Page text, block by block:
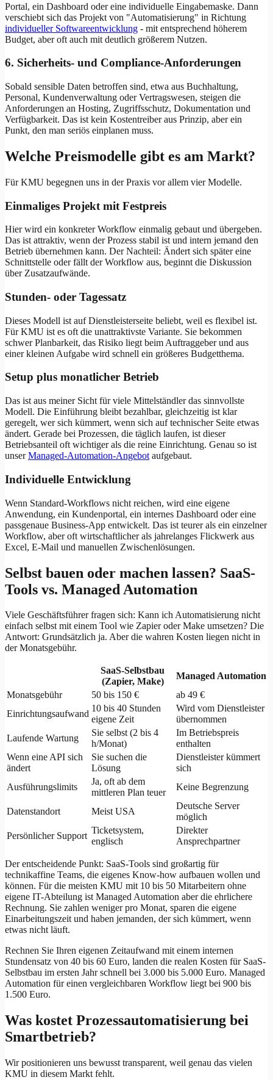
Portal, ein Dashboard oder eine individuelle Eingabemaske. Dann
verschiebt sich das Projekt von "Automatisierung" in Richtung
individueller Softwareentwicklung - mit entsprechend höherem
Budget, aber oft auch mit deutlich größerem Nutzen.
6. Sicherheits- und Compliance-Anforderungen
Sobald sensible Daten betroffen sind, etwa aus Buchhaltung,
Personal, Kundenverwaltung oder Vertragswesen, steigen die
Anforderungen an Hosting, Zugriffsschutz, Dokumentation und
Verfügbarkeit. Das ist kein Kostentreiber aus Prinzip, aber ein
Punkt, den man seriös einplanen muss.
Welche Preismodelle gibt es am Markt?
Für KMU begegnen uns in der Praxis vor allem vier Modelle.
Einmaliges Projekt mit Festpreis
Hier wird ein konkreter Workflow einmalig gebaut und übergeben.
Das ist attraktiv, wenn der Prozess stabil ist und intern jemand den
Betrieb übernehmen kann. Der Nachteil: Ändert sich später eine
Schnittstelle oder fällt der Workflow aus, beginnt die Diskussion
über Zusatzaufwände.
Stunden- oder Tagessatz
Dieses Modell ist auf Dienstleisterseite beliebt, weil es flexibel ist.
Für KMU ist es oft die unattraktivste Variante. Sie bekommen
schwer Planbarkeit, das Risiko liegt beim Auftraggeber und aus
einer kleinen Aufgabe wird schnell ein größeres Budgetthema.
Setup plus monatlicher Betrieb
Das ist aus meiner Sicht für viele Mittelständler das sinnvollste
Modell. Die Einführung bleibt bezahlbar, gleichzeitig ist klar
geregelt, wer sich kümmert, wenn sich auf technischer Seite etwas
ändert. Gerade bei Prozessen, die täglich laufen, ist dieser
Betriebsanteil oft wichtiger als die reine Einrichtung. Genau so ist
unserManaged-Automation-Angebot aufgebaut.
Individuelle Entwicklung
Wenn Standard-Workflows nicht reichen, wird eine eigene
Anwendung, ein Kundenportal, ein internes Dashboard oder eine
passgenaue Business-App entwickelt. Das ist teurer als ein einzelner
Workflow, aber oft wirtschaftlicher als jahrelanges Flickwerk aus
Excel, E-Mail und manuellen Zwischenlösungen.
Selbst bauen oder machen lassen? SaaS-
Tools vs. Managed Automation
Viele Geschäftsführer fragen sich: Kann ich Automatisierung nicht
einfach selbst mit einem Tool wie Zapier oder Make umsetzen? Die
Antwort: Grundsätzlich ja. Aber die wahren Kosten liegen nicht in
der Monatsgebühr.
SaaS-Selbstbau
(Zapier, Make)
Managed Automation
Monatsgebühr
50 bis 150 €
ab 49 €
Einrichtungsaufwand
10 bis 40 Stunden
eigene Zeit
Wird vom Dienstleister
übernommen
Laufende Wartung
Sie selbst (2 bis 4
h/Monat)
Im Betriebspreis
enthalten
Wenn eine API sich
ändert
Sie suchen die
Lösung
Dienstleister kümmert
sich
Ausführungslimits
Ja, oft ab dem
mittleren Plan teuer
Keine Begrenzung
Datenstandort Meist USA
Deutsche Server
möglich
Persönlicher Support
Ticketsystem,
englisch
Direkter
Ansprechpartner
Der entscheidende Punkt: SaaS-Tools sind großartig für
technikaffine Teams, die eigenes Know-how aufbauen wollen und
können. Für die meisten KMU mit 10 bis 50 Mitarbeitern ohne
eigene IT-Abteilung ist Managed Automation aber die ehrlichere
Rechnung. Sie zahlen weniger pro Monat, sparen die eigene
Einarbeitungszeit und haben jemanden, der sich kümmert, wenn
etwas nicht läuft.
Rechnen Sie Ihren eigenen Zeitaufwand mit einem internen
Stundensatz von 40 bis 60 Euro, landen die realen Kosten für SaaS-
Selbstbau im ersten Jahr schnell bei 3.000 bis 5.000 Euro. Managed
Automation für einen vergleichbaren Workflow liegt bei 900 bis
1.500 Euro.
Was kostet Prozessautomatisierung bei
Smartbetrieb?
Wir positionieren uns bewusst transparent, weil genau das vielen
KMU in diesem Markt fehlt.